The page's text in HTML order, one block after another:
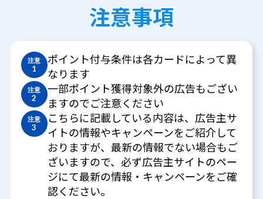
注意事項
注意
1
ポイント付与条件は各カードによって異
なります
注意
2
一部ポイント獲得対象外の広告もござい
ますのでご注意ください
注意
3
こちらに記載している内容は、広告主サ
イトの情報やキャンペーンをご紹介して
おりますが、最新の情報でない場合もご
ざいますので、必ず広告主サイトのペー
ジにて最新の情報・キャンペーンをご確
認ください。